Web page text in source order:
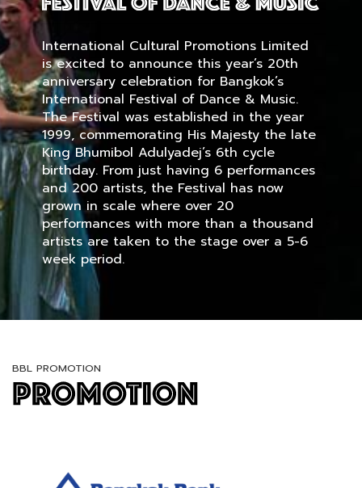
International Cultural Promotions Limited
is excited to announce this year’s 20th
anniversary celebration for Bangkok’s
International Festival of Dance & Music.
The Festival was established in the year
1999, commemorating His Majesty the late
King Bhumibol Adulyadej’s 6th cycle
birthday. From just having 6 performances
and 200 artists, the Festival has now
grown in scale where over 20
performances with more than a thousand
artists are taken to the stage over a 5-6
week period.
BBL PROMOTION